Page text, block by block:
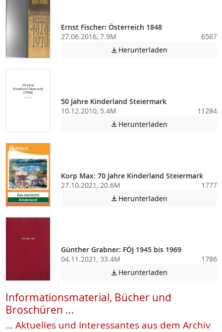
Ernst Fischer: Österreich 1848
27.06.2016, 7.9M
6567
 Herunterladen
50 Jahre Kinderland Steiermark
10.12.2010, 5.4M
11284
 Herunterladen
Korp Max: 70 Jahre Kinderland Steiermark
27.10.2021, 20.6M
1777
 Herunterladen
Günther Grabner: FÖJ 1945 bis 1969
04.11.2021, 33.4M
1786
 Herunterladen
Informationsmaterial, Bücher und
Broschüren ...
... Aktuelles und Interessantes aus dem Archiv